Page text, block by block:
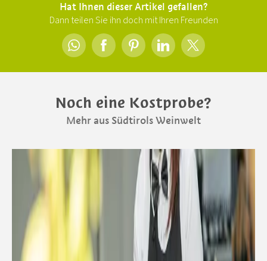
Hat Ihnen dieser Artikel gefallen?
Dann teilen Sie ihn doch mit Ihren Freunden
Noch eine Kostprobe?
Mehr aus Südtirols Weinwelt